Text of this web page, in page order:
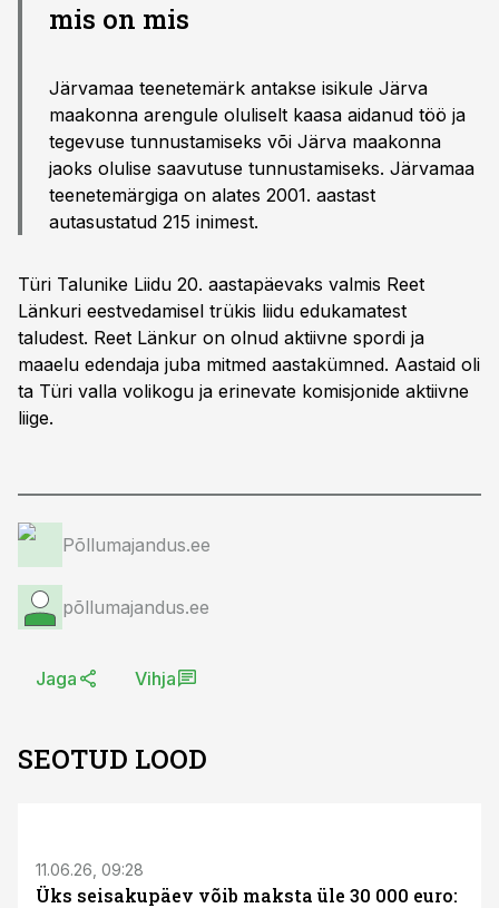
mis on mis
Järvamaa teenetemärk antakse isikule Järva
maakonna arengule oluliselt kaasa aidanud töö ja
tegevuse tunnustamiseks või Järva maakonna
jaoks olulise saavutuse tunnustamiseks. Järvamaa
teenetemärgiga on alates 2001. aastast
autasustatud 215 inimest.
Türi Talunike Liidu 20. aastapäevaks valmis Reet
Länkuri eestvedamisel trükis liidu edukamatest
taludest. Reet Länkur on olnud aktiivne spordi ja
maaelu edendaja juba mitmed aastakümned. Aastaid oli
ta Türi valla volikogu ja erinevate komisjonide aktiivne
liige.
Põllumajandus.ee
põllumajandus.ee
Jaga Vihja
SEOTUD LOOD
11.06.26, 09:28
Üks seisakupäev võib maksta üle 30 000 euro: